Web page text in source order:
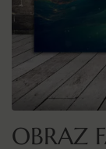
OBRAZ